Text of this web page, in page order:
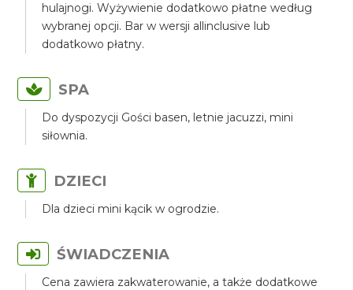
hulajnogi. Wyżywienie dodatkowo płatne według
wybranej opcji. Bar w wersji allinclusive lub
dodatkowo płatny.
SPA
Do dyspozycji Gości basen, letnie jacuzzi, mini
siłownia.
DZIECI
Dla dzieci mini kącik w ogrodzie.
ŚWIADCZENIA
Cena zawiera zakwaterowanie, a także dodatkowe